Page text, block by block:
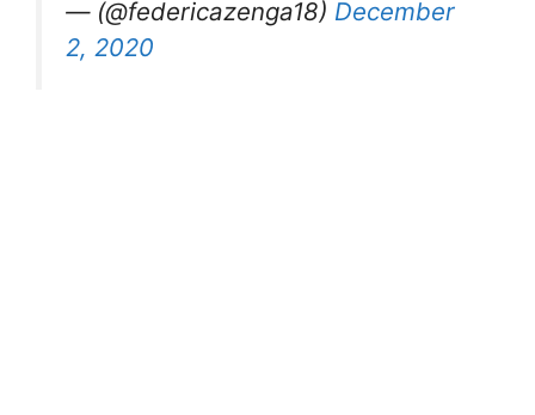
— (@federicazenga18) December
2, 2020